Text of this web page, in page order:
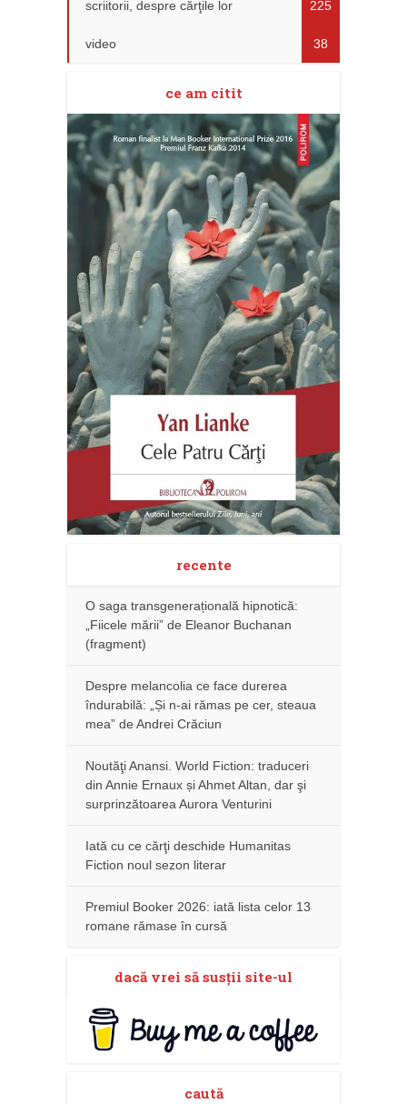
scriitorii, despre cărţile lor 225
video 38
ce am citit
recente
O saga transgenerațională hipnotică:
„Fiicele mării” de Eleanor Buchanan
(fragment)
Despre melancolia ce face durerea
îndurabilă: „Și n-ai rămas pe cer, steaua
mea” de Andrei Crăciun
Noutăţi Anansi. World Fiction: traduceri
din Annie Ernaux și Ahmet Altan, dar şi
surprinzătoarea Aurora Venturini
Iată cu ce cărţi deschide Humanitas
Fiction noul sezon literar
Premiul Booker 2026: iată lista celor 13
romane rămase în cursă
dacă vrei să susţii site-ul
caută